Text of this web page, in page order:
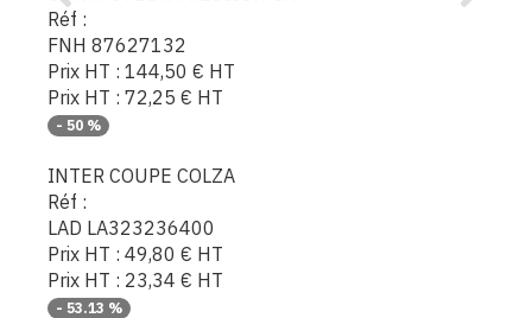
Réf :
FNH 87627132
Prix HT : 144,50 € HT
Prix HT : 72,25 € HT
- 50 %
INTER COUPE COLZA
Réf :
LAD LA323236400
Prix HT : 49,80 € HT
Prix HT : 23,34 € HT
- 53.13 %